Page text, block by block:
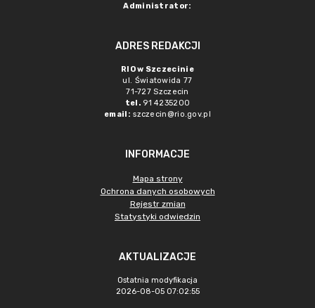
Administrator:
ADRES REDAKCJI
RIO w Szczecinie
ul. Światowida 77
71-727 Szczecin
tel. 91 4235200
email: szczecin@rio.gov.pl
INFORMACJE
Mapa strony
Ochrona danych osobowych
Rejestr zmian
Statystyki odwiedzin
AKTUALIZACJE
Ostatnia modyfikacja
2026-08-05 07:02:55